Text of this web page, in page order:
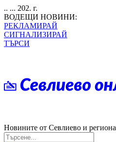
.. ... 202. г.
ВОДЕЩИ НОВИНИ:
РЕКЛАМИРАЙ
СИГНАЛИЗИРАЙ
ТЪРСИ
Новините от Севлиево и региона